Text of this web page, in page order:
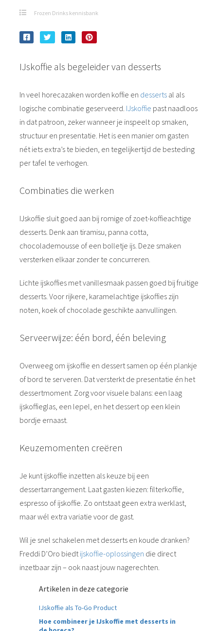
Frozen Drinks kennisbank
IJskoffie als begeleider van desserts
In veel horecazaken worden koffie en desserts al als
logische combinatie geserveerd. IJskoffie past naadloos
in dat patroon, zeker wanneer je inspeelt op smaken,
structuur en presentatie. Het is een manier om gasten
nét iets extra’s te bieden, en tegelijkertijd de besteding
per tafel te verhogen.
Combinaties die werken
IJskoffie sluit goed aan bij romige of zoet-koffieachtige
desserts. Denk aan tiramisu, panna cotta,
chocolademousse of een bolletje ijs. Deze smaken
versterken elkaar zonder te concurreren.
Lichte ijskoffies met vanillesmaak passen goed bij fruitige
desserts. Voor rijkere, karamelachtige ijskoffies zijn
noten, koek of chocolade geschikte aanvullingen.
Serveerwijze: één bord, één beleving
Overweeg om ijskoffie en dessert samen op één plankje
of bord te serveren. Dat versterkt de presentatie én het
dessertmoment. Zorg voor visuele balans: een laag
ijskoffieglas, een lepel, en het dessert op een klein
bordje ernaast.
Keuzemomenten creëren
Je kunt ijskoffie inzetten als keuze bij een
dessertarrangement. Laat gasten kiezen: filterkoffie,
espresso of ijskoffie. Zo ontstaat geen extra werklast,
maar wél extra variatie voor de gast.
Wil je snel schakelen met desserts en koude dranken?
Freddi D’Oro biedt ijskoffie-oplossingen die direct
inzetbaar zijn – ook naast jouw nagerechten.
Artikelen in deze categorie
IJskoffie als To-Go Product
Hoe combineer je IJskoffie met desserts in